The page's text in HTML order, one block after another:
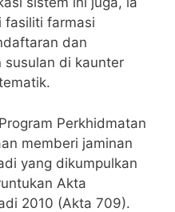
fasiliti farmasi
dan
di kaunter
Perkhidmatan
memberi jaminan
yang dikumpulkan
Akta
2010 (Akta 709).